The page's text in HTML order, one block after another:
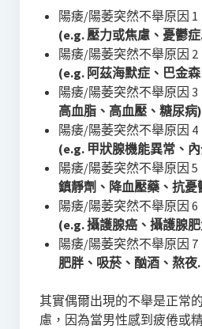
陽痿/陽萎突然不舉原因 1
(e.g. 壓力或焦慮、憂鬱
陽痿/陽萎突然不舉原因 2
(e.g. 阿茲海默症、巴金
陽痿/陽萎突然不舉原因 3
高血脂、高血壓、糖尿病)
陽痿/陽萎突然不舉原因 4
(e.g. 甲狀腺機能異常、
陽痿/陽萎突然不舉原因 5
鎮靜劑、降血壓藥、抗憂
陽痿/陽萎突然不舉原因 6
(e.g. 攝護腺癌、攝護腺
陽痿/陽萎突然不舉原因 7
肥胖、吸菸、酗酒、熬
其實偶爾出現的不舉是正常
慮，因為當男性感到疲倦或